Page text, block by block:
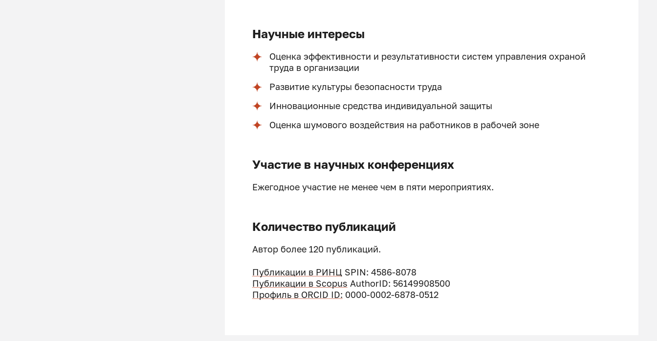
Научные интересы
Оценка эффективности и результативности систем управления охраной
труда в организации
Развитие культуры безопасности труда
Инновационные средства индивидуальной защиты
Оценка шумового воздействия на работников в рабочей зоне
Участие в научных конференциях
Ежегодное участие не менее чем в пяти мероприятиях.
Количество публикаций
Автор более 120 публикаций.
Публикации в РИНЦ SPIN: 4586-8078
Публикации в Scopus AuthorID: 56149908500
Профиль в ORCID ID: 0000-0002-6878-0512